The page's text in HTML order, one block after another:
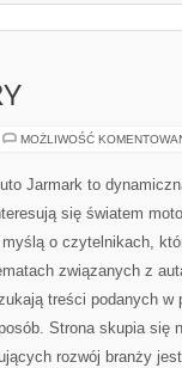
MOŻLIWOŚĆ
Jarmark to
się światem
o czytelnikach,
związanych z
treści podanych w
Strona skupia się
rozwój branży